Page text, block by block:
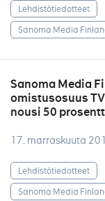
Lehdistötiedotteet
Sanoma Media
Sanoma Media
omistusosuus
nousi 50
17. marraskuuta
Lehdistötiedotteet
Sanoma Media